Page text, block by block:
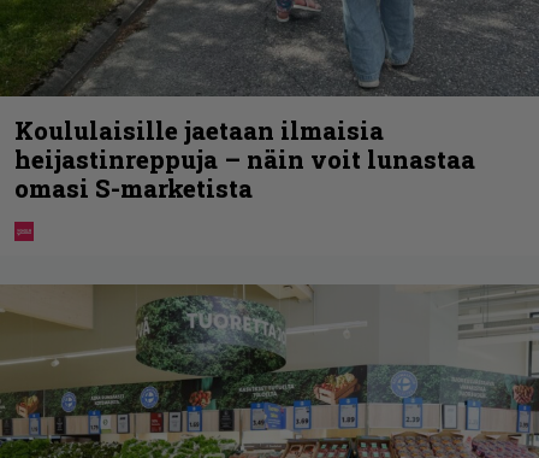
Koululaisille jaetaan ilmaisia
heijastinreppuja – näin voit lunastaa
omasi S-marketista